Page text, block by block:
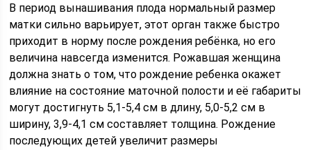
В период вынашивания плода нормальный размер
матки сильно варьирует, этот орган также быстро
приходит в норму после рождения ребёнка, но его
величина навсегда изменится. Рожавшая женщина
должна знать о том, что рождение ребенка окажет
влияние на состояние маточной полости и её габариты
могут достигнуть 5,1-5,4 см в длину, 5,0-5,2 см в
ширину, 3,9-4,1 см составляет толщина. Рождение
последующих детей увеличит размеры